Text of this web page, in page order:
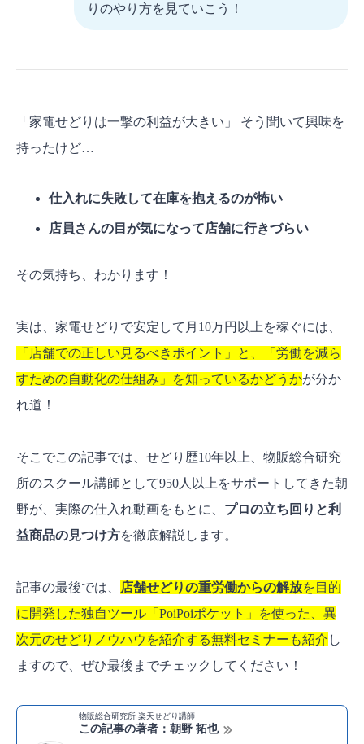
りのやり方を見ていこう！
「家電せどりは一撃の利益が大きい」 そう聞いて興味を
持ったけど…
仕入れに失敗して在庫を抱えるのが怖い
店員さんの目が気になって店舗に行きづらい
その気持ち、わかります！
実は、家電せどりで安定して月10万円以上を稼ぐには、
「店舗での正しい見るべきポイント」と、「労働を減ら
すための自動化の仕組み」を知っているかどうかが分か
れ道！
そこでこの記事では、せどり歴10年以上、物販総合研究
所のスクール講師として950人以上をサポートしてきた朝
野が、実際の仕入れ動画をもとに、 プロの立ち回りと利
益商品の見つけ方を徹底解説します。
記事の最後では、 店舗せどりの重労働からの解放を目的
に開発した独自ツール「PoiPoiポケット」を使った、異
次元のせどりノウハウを紹介する無料セミナーも紹介 し
ますので、ぜひ最後までチェックしてください！
物販総合研究所 楽天せどり講師
この記事の著者：朝野 拓也